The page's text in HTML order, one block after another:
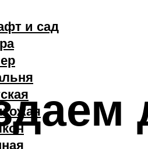
и сад